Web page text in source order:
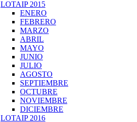
LOTAIP 2015
ENERO
FEBRERO
MARZO
ABRIL
MAYO
JUNIO
JULIO
AGOSTO
SEPTIEMBRE
OCTUBRE
NOVIEMBRE
DICIEMBRE
LOTAIP 2016